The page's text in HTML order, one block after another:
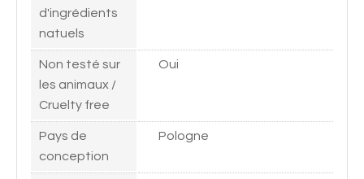
d'ingrédients
natuels
Non testé sur
les animaux /
Cruelty free
Oui
Pays de
conception
Pologne